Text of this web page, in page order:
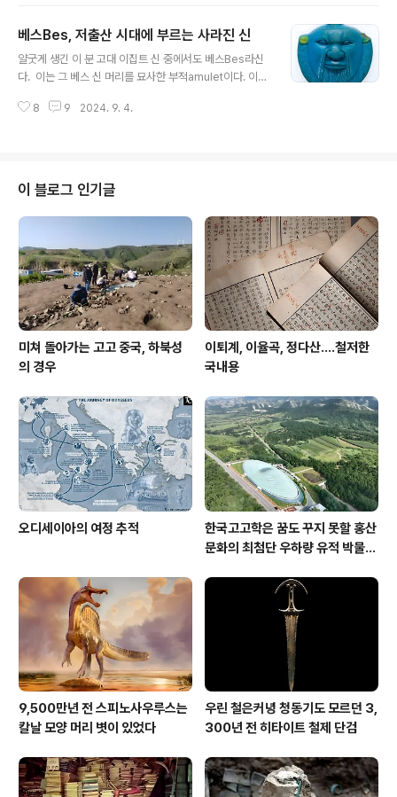
er가 왕들의 계곡(Valley of the Kings)에 있는 KV62
무덤에서 수습했다. 카이로 이집트박물관 전시. 사후 세계
를 관장하는 이집트 신 오시리스Osiris 형상을 한 이 가면
했다. 이 마스크 수염 자체만도 무게가 2.5kg에 달한다. 가
베스Bes, 저출산 시대에 부르는 사라진 신
얄굿게 생긴 이 분 고대 이집트 신 중에서도 ​베스Bes라신
다. 이는 그 ​베스 신 머리를 묘사한 부적amulet이다. 이집
332년) 제26왕조 내지 제30왕조 시대 유물로 추정한다. ​
하다.또한 Bes는 섹스, 음악, 즐거움 등 삶의 많은 좋은 것
과 연관돼 있다. ​길이 5.6cm 이 작품은 현재 미국 뉴욕 메
트로폴리탄 미술관에 소장되어 있다. 인상이 더러워서 그
렇지 이런 분은 다시 불러내야지 않을까? 더구나 저 출산시
대에?
8 9 2024. 9. 4.
이 블로그 인기글
미쳐 돌아가는 고고 중국, 하북성
의 경우
이퇴계, 이율곡, 정다산....철저한
국내용
오디세이아의 여정 추적
한국고고학은 꿈도 꾸지 못할 홍산
문화의 최첨단 우하량 유적 박물관
9,500만년 전 스피노사우루스는
칼날 모양 머리 볏이 있었다
우린 철은커녕 청동기도 모르던 3,
300년 전 히타이트 철제 단검